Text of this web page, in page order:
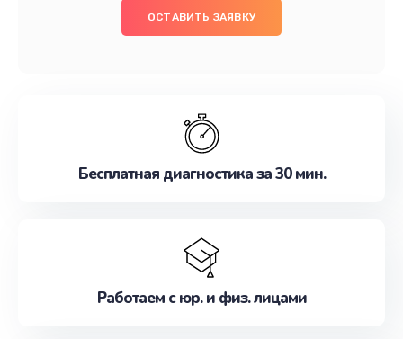
ОСТАВИТЬ ЗАЯВКУ
Бесплатная диагностика за 30 мин.
Работаем с юр. и физ. лицами